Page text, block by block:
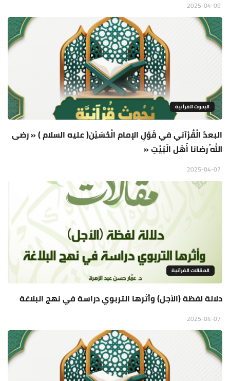
البحوث القرأنية
البعدُ الْقُرْآني في قَوْلِ الإمام الْحُسَيْن( عليه السلام ) « رضى
اللهُ رضانا أَهْل الْبَيْتِ «
المقالات القراَنية
دلالة لفظة (الأجل) وأثرها التربوي دراسة في نهج البلاغة